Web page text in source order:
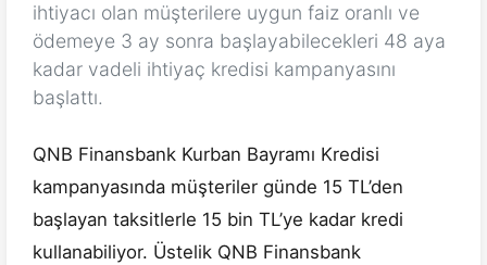
ihtiyacı olan müşterilere uygun faiz oranlı ve
ödemeye 3 ay sonra başlayabilecekleri 48 aya
kadar vadeli ihtiyaç kredisi kampanyasını
başlattı.
QNB Finansbank Kurban Bayramı Kredisi
kampanyasında müşteriler günde 15 TL’den
başlayan taksitlerle 15 bin TL’ye kadar kredi
kullanabiliyor. Üstelik QNB Finansbank